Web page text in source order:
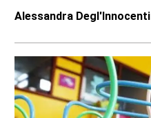
Alessandra Degl'Innocenti